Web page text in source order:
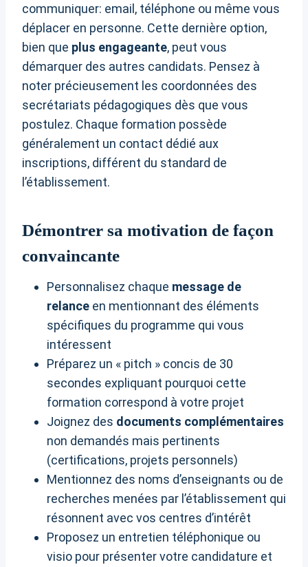
communiquer: email, téléphone ou même vous
déplacer en personne. Cette dernière option,
bien que plus engageante, peut vous
démarquer des autres candidats. Pensez à
noter précieusement les coordonnées des
secrétariats pédagogiques dès que vous
postulez. Chaque formation possède
généralement un contact dédié aux
inscriptions, différent du standard de
l’établissement.
Démontrer sa motivation de façon
convaincante
Personnalisez chaque message de
relance en mentionnant des éléments
spécifiques du programme qui vous
intéressent
Préparez un « pitch » concis de 30
secondes expliquant pourquoi cette
formation correspond à votre projet
Joignez des documents complémentaires
non demandés mais pertinents
(certifications, projets personnels)
Mentionnez des noms d’enseignants ou de
recherches menées par l’établissement qui
résonnent avec vos centres d’intérêt
Proposez un entretien téléphonique ou
visio pour présenter votre candidature et